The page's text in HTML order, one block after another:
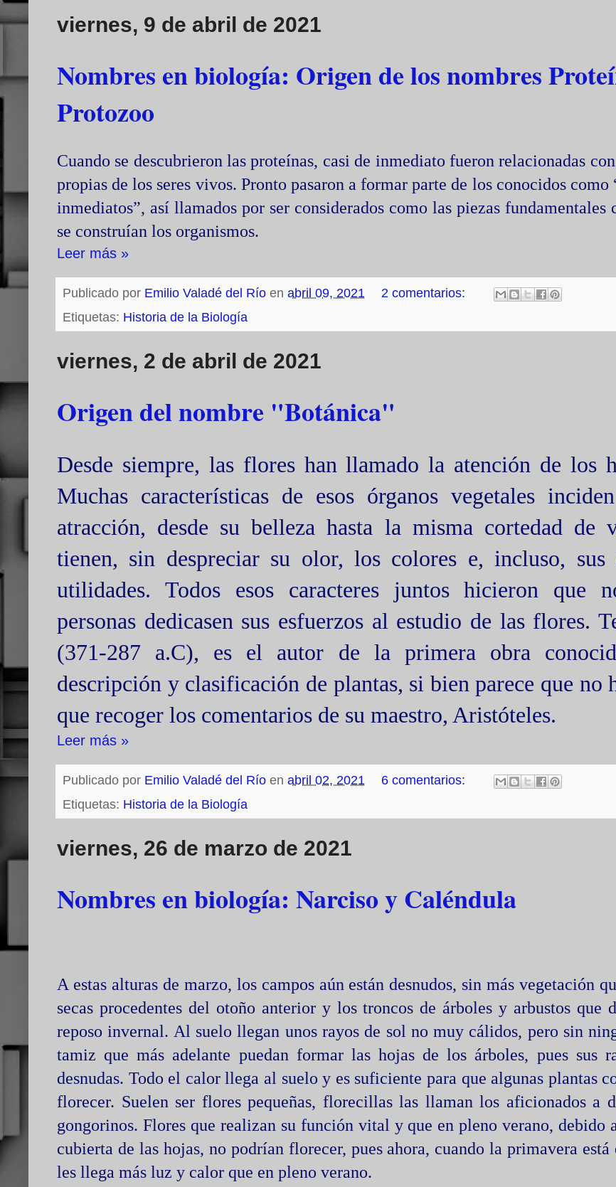
viernes, 9 de abril de 2021
Nombres en biología: Origen de los nombres
Protozoo
Cuando se descubrieron las proteínas, casi de inmediato fueron relacionadas
propias de los seres vivos. Pronto pasaron a formar parte de los conocidos
inmediatos”, así llamados por ser considerados como las piezas fundamentales
se construían los organismos.
Leer más »
Publicado por Emilio Valadé del Río en abril 09, 2021
2 comentarios:
Etiquetas: Historia de la Biología
viernes, 2 de abril de 2021
Origen del nombre "Botánica"
Desde siempre, las flores han llamado la atención de los
Muchas características de esos órganos vegetales
atracción, desde su belleza hasta la misma cortedad de
tienen, sin despreciar su olor, los colores e, incluso, sus
utilidades. Todos esos caracteres juntos hicieron que
personas dedicasen sus esfuerzos al estudio de las flores.
(371-287 a.C), es el autor de la primera obra
descripción y clasificación de plantas, si bien parece que no
que recoger los comentarios de su maestro, Aristóteles.
Leer más »
Publicado por Emilio Valadé del Río en abril 02, 2021
6 comentarios:
Etiquetas: Historia de la Biología
viernes, 26 de marzo de 2021
Nombres en biología: Narciso y Caléndula
A estas alturas de marzo, los campos aún están desnudos, sin más vegetación
secas procedentes del otoño anterior y los troncos de árboles y arbustos que
reposo invernal. Al suelo llegan unos rayos de sol no muy cálidos, pero sin
tamiz que más adelante puedan formar las hojas de los árboles, pues sus
desnudas. Todo el calor llega al suelo y es suficiente para que algunas plantas
florecer. Suelen ser flores pequeñas, florecillas las llaman los aficionados a
gongorinos. Flores que realizan su función vital y que en pleno verano, debido
cubierta de las hojas, no podrían florecer, pues ahora, cuando la primavera está
les llega más luz y calor que en pleno verano.